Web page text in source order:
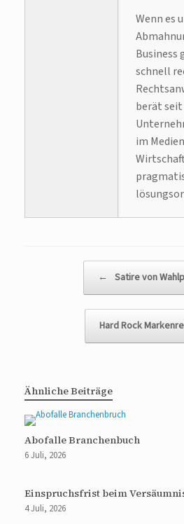
Wenn es
Business
schnell
berät seit
im
← Satire von
Hard Rock
Ähnliche Beiträge
Abofalle Branchenbuch
6 Juli, 2026
Einspruchsfrist beim
4 Juli, 2026